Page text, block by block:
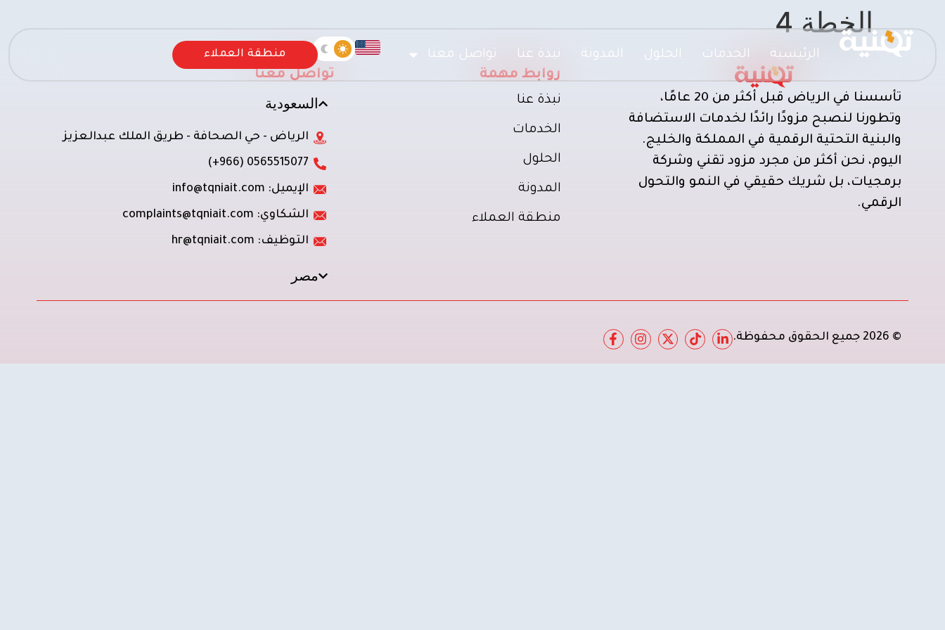
الرئيسية الخدمات الحلول المدونة نبذة عنا تواصل معنا منطقة العملاء
الخطة 4
تأسسنا في الرياض قبل أكثر من 20 عامًا،
وتطورنا لنصبح مزودًا رائدًا لخدمات الاستضافة
والبنية التحتية الرقمية في المملكة والخليج.
اليوم، نحن أكثر من مجرد مزود تقني وشركة
برمجيات، بل شريك حقيقي في النمو والتحول
الرقمي.
روابط مهمة
نبذة عنا
الخدمات
الحلول
المدونة
منطقة العملاء
تواصل معنا
السعودية
الرياض - حي الصحافة - طريق الملك عبدالعزيز
0565515077 (966+)
الإيميل: info@tqniait.com
الشكاوي: complaints@tqniait.com
التوظيف: hr@tqniait.com
مصر
© 2026 جميع الحقوق محفوظة.